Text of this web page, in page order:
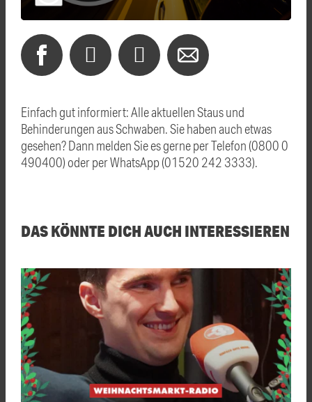
Einfach gut informiert: Alle aktuellen Staus und
Behinderungen aus Schwaben. Sie haben auch etwas
gesehen? Dann melden Sie es gerne per Telefon (0800 0
490400) oder per WhatsApp (01520 242 3333).
DAS KÖNNTE DICH AUCH INTERESSIEREN